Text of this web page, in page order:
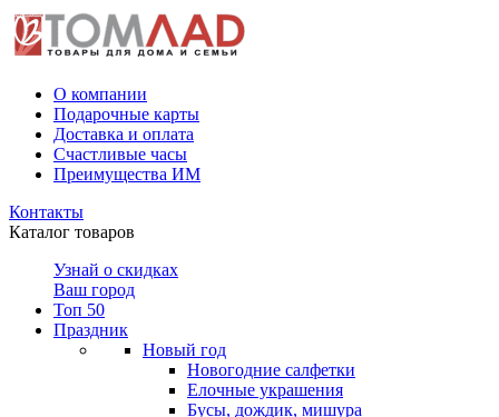
О компании
Подарочные карты
Доставка и оплата
Счастливые часы
Преимущества ИМ
Контакты
Каталог товаров
Узнай о скидках
Ваш город
Топ 50
Праздник
Новый год
Новогодние салфетки
Елочные украшения
Бусы, дождик, мишура